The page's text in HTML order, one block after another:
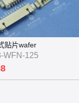
贴片wafer
WFN-125